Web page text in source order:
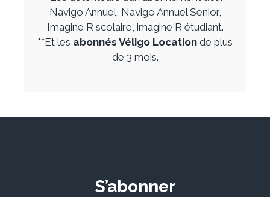
Navigo Annuel, Navigo Annuel Senior,
Imagine R scolaire, imagine R étudiant.
**Et les abonnés Véligo Location de plus
de 3 mois.
S’abonner